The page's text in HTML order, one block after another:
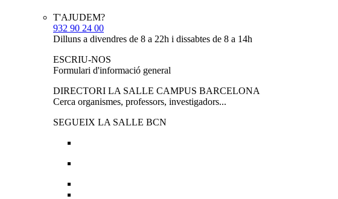
T'AJUDEM?
932 90 24 00
Dilluns a divendres de 8 a 22h i dissabtes de 8 a 14h
ESCRIU-NOS
Formulari d'informació general
DIRECTORI LA SALLE CAMPUS BARCELONA
Cerca organismes, professors, investigadors...
SEGUEIX LA SALLE BCN